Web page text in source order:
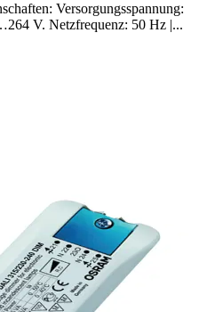
Versorgungsspannung:
V. Netzfrequenz: 50 Hz |...